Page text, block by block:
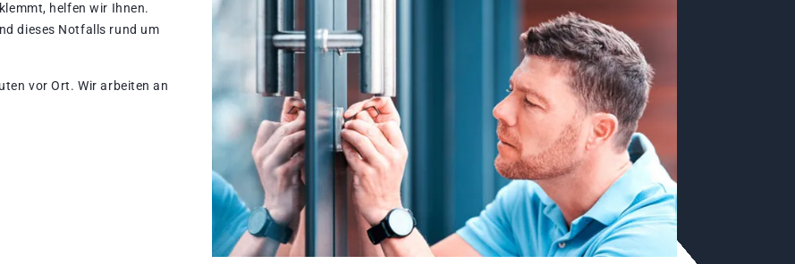
helfen wir Ihnen.
dieses Notfalls rund um
vor Ort. Wir arbeiten an